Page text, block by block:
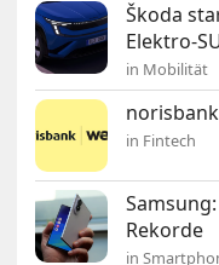
Škoda
Elektro-
in Mobilität
in Fintech
Rekorde
in